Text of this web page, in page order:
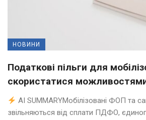
НОВИНИ
Податкові пільги для
скористатися
AI SUMMARYМобілізовані ФОП та
звільняються від сплати ПДФО,